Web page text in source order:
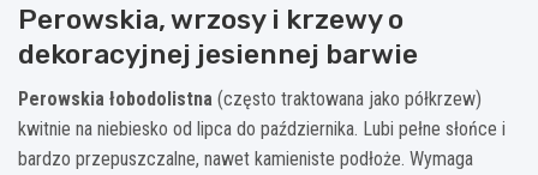
Perowskia, wrzosy i krzewy o
dekoracyjnej jesiennej barwie
Perowskia łobodolistna (często traktowana jako półkrzew)
kwitnie na niebiesko od lipca do października. Lubi pełne słońce i
bardzo przepuszczalne, nawet kamieniste podłoże. Wymaga